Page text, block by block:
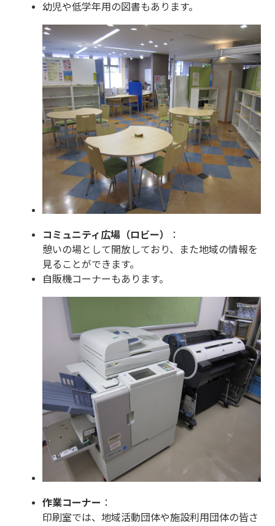
幼児や低学年用の図書もあります。
コミュニティ広場（ロビー）
：
憩いの場として開放しており、また地域の情報を
見ることができます。
自販機コーナーもあります。
作業コーナー ：
印刷室では、地域活動団体や施設利用団体の皆さ